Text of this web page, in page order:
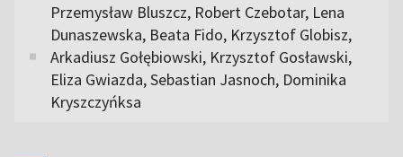
Przemysław Bluszcz, Robert Czebotar, Lena
Dunaszewska, Beata Fido, Krzysztof Globisz,
Arkadiusz Gołębiowski, Krzysztof Gosławski,
Eliza Gwiazda, Sebastian Jasnoch, Dominika
Kryszczyńksa